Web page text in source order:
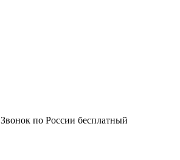
Звонок по России бесплатный